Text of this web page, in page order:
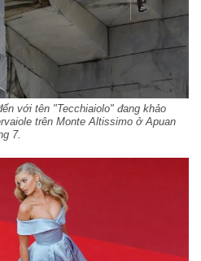
với tên "Tecchiaiolo" đang khảo
trên Monte Altissimo ở Apuan
7.